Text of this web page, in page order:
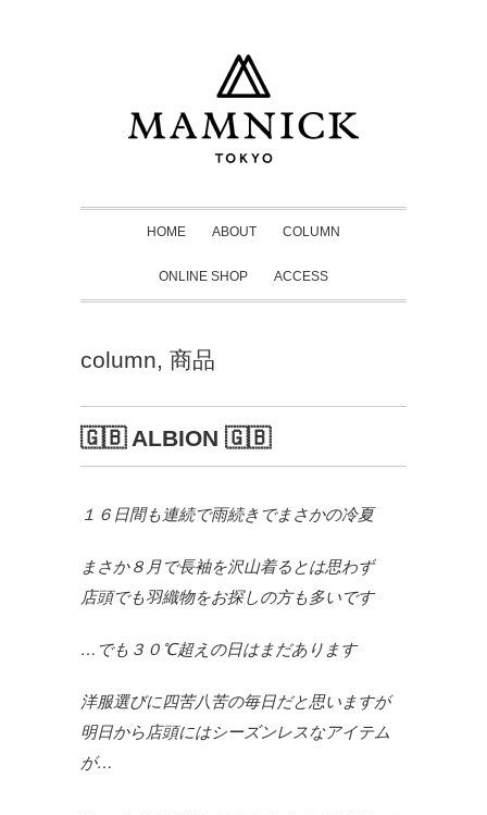
HOME ABOUT COLUMN
ONLINE SHOP ACCESS
column, 商品
🇬🇧 ALBION 🇬🇧
１６日間も連続で雨続きでまさかの冷夏
まさか８月で長袖を沢山着るとは思わず
店頭でも羽織物をお探しの方も多いです
…でも３０℃超えの日はまだあります
洋服選びに四苦八苦の毎日だと思いますが
明日から店頭にはシーズンレスなアイテム
が…